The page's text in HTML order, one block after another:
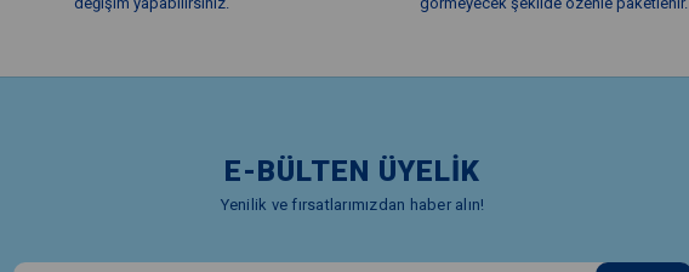
E-BÜLTEN ÜYELİK
Yenilik ve fırsatlarımızdan haber alın!